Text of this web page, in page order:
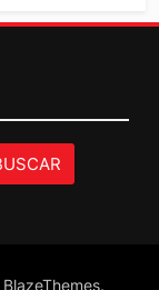
BlazeThemes.